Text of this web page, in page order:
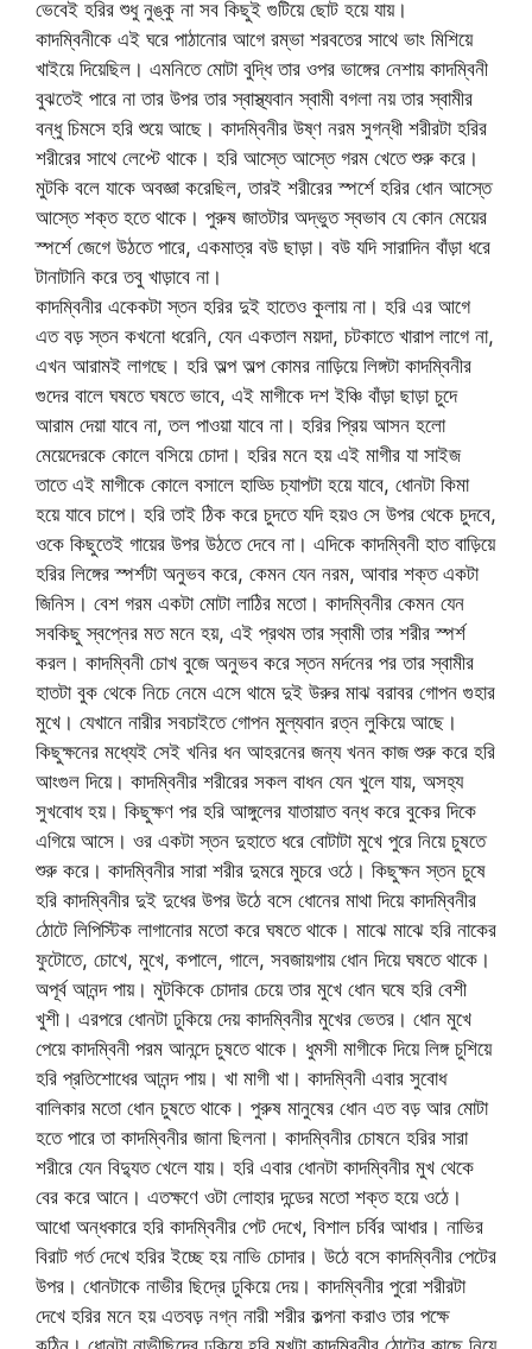
ভেবেই হরির শুধু নুঙ্কু না সব কিছুই গুটিয়ে ছোট হয়ে যায়।
কাদম্বিনীকে এই ঘরে পাঠানোর আগে রম্ভা শরবতের সাথে ভাং মিশিয়ে
খাইয়ে দিয়েছিল। এমনিতে মোটা বুদ্ধি তার ওপর ভাঙ্গের নেশায় কাদম্বিনী
বুঝতেই পারে না তার উপর তার স্বাস্থ্যবান স্বামী বগলা নয় তার স্বামীর
বন্ধু চিমসে হরি শুয়ে আছে। কাদম্বিনীর উষ্ণ নরম সুগন্ধী শরীরটা হরির
শরীরের সাথে লেপ্টে থাকে। হরি আস্তে আস্তে গরম খেতে শুরু করে।
মুটকি বলে যাকে অবজ্ঞা করেছিল, তারই শরীরের স্পর্শে হরির ধোন আস্তে
আস্তে শক্ত হতে থাকে। পুরুষ জাতটার অদ্ভুত স্বভাব যে কোন মেয়ের
স্পর্শে জেগে উঠতে পারে, একমাত্র বউ ছাড়া। বউ যদি সারাদিন বাঁড়া ধরে
টানাটানি করে তবু খাড়াবে না।
কাদম্বিনীর একেকটা স্তন হরির দুই হাতেও কুলায় না। হরি এর আগে
এত বড় স্তন কখনো ধরেনি, যেন একতাল ময়দা, চটকাতে খারাপ লাগে না,
এখন আরামই লাগছে। হরি অল্প অল্প কোমর নাড়িয়ে লিঙ্গটা কাদম্বিনীর
গুদের বালে ঘষতে ঘষতে ভাবে, এই মাগীকে দশ ইঞ্চি বাঁড়া ছাড়া চুদে
আরাম দেয়া যাবে না, তল পাওয়া যাবে না। হরির প্রিয় আসন হলো
মেয়েদেরকে কোলে বসিয়ে চোদা। হরির মনে হয় এই মাগীর যা সাইজ
তাতে এই মাগীকে কোলে বসালে হাড্ডি চ্যাপটা হয়ে যাবে, ধোনটা কিমা
হয়ে যাবে চাপে। হরি তাই ঠিক করে চুদতে যদি হয়ও সে উপর থেকে চুদবে,
ওকে কিছুতেই গায়ের উপর উঠতে দেবে না। এদিকে কাদম্বিনী হাত বাড়িয়ে
হরির লিঙ্গের স্পর্শটা অনুভব করে, কেমন যেন নরম, আবার শক্ত একটা
জিনিস। বেশ গরম একটা মোটা লাঠির মতো। কাদম্বিনীর কেমন যেন
সবকিছু স্বপ্নের মত মনে হয়, এই প্রথম তার স্বামী তার শরীর স্পর্শ
করল। কাদম্বিনী চোখ বুজে অনুভব করে স্তন মর্দনের পর তার স্বামীর
হাতটা বুক থেকে নিচে নেমে এসে থামে দুই উরুর মাঝ বরাবর গোপন গুহার
মুখে। যেখানে নারীর সবচাইতে গোপন মুল্যবান রত্ন লুকিয়ে আছে।
কিছুক্ষনের মধ্যেই সেই খনির ধন আহরনের জন্য খনন কাজ শুরু করে হরি
আংগুল দিয়ে। কাদম্বিনীর শরীরের সকল বাধন যেন খুলে যায়, অসহ্য
সুখবোধ হয়। কিছুক্ষণ পর হরি আঙ্গুলের যাতায়াত বন্ধ করে বুকের দিকে
এগিয়ে আসে। ওর একটা স্তন দুহাতে ধরে বোটাটা মুখে পুরে নিয়ে চুষতে
শুরু করে। কাদম্বিনীর সারা শরীর দুমরে মুচরে ওঠে। কিছুক্ষন স্তন চুষে
হরি কাদম্বিনীর দুই দুধের উপর উঠে বসে ধোনের মাথা দিয়ে কাদম্বিনীর
ঠোটে লিপিস্টিক লাগানোর মতো করে ঘষতে থাকে। মাঝে মাঝে হরি নাকের
ফুটোতে, চোখে, মুখে, কপালে, গালে, সবজায়গায় ধোন দিয়ে ঘষতে থাকে।
অপূর্ব আনন্দ পায়। মুটকিকে চোদার চেয়ে তার মুখে ধোন ঘষে হরি বেশী
খুশী। এরপরে ধোনটা ঢুকিয়ে দেয় কাদম্বিনীর মুখের ভেতর। ধোন মুখে
পেয়ে কাদম্বিনী পরম আনন্দে চুষতে থাকে। ধুমসী মাগীকে দিয়ে লিঙ্গ চুশিয়ে
হরি প্রতিশোধের আনন্দ পায়। খা মাগী খা। কাদম্বিনী এবার সুবোধ
বালিকার মতো ধোন চুষতে থাকে। পুরুষ মানুষের ধোন এত বড় আর মোটা
হতে পারে তা কাদম্বিনীর জানা ছিলনা। কাদম্বিনীর চোষনে হরির সারা
শরীরে যেন বিদ্যুত খেলে যায়। হরি এবার ধোনটা কাদম্বিনীর মুখ থেকে
বের করে আনে। এতক্ষণে ওটা লোহার দন্ডের মতো শক্ত হয়ে ওঠে।
আধো অন্ধকারে হরি কাদম্বিনীর পেট দেখে, বিশাল চর্বির আধার। নাভির
বিরাট গর্ত দেখে হরির ইচ্ছে হয় নাভি চোদার। উঠে বসে কাদম্বিনীর পেটের
উপর। ধোনটাকে নাভীর ছিদ্রে ঢুকিয়ে দেয়। কাদম্বিনীর পুরো শরীরটা
দেখে হরির মনে হয় এতবড় নগ্ন নারী শরীর কল্পনা করাও তার পক্ষে